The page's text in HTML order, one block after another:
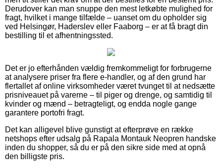
Derudover kan man snuppe den mest letkøbte mulighed for
fragt, hvilket i mange tilfælde – uanset om du opholder sig
ved Helsingør, Haderslev eller Faaborg – er at få bragt din
bestilling til et afhentningssted.
Det er jo efterhånden vældig fremkommeligt for forbrugerne
at analysere priser fra flere e-handler, og af den grund har
flertallet af online virksomheder været tvunget til at nedsætte
prisniveauet på varerne – til piger og drenge, og samtidig til
kvinder og mænd – betragteligt, og endda nogle gange
garantere portofri fragt.
Det kan alligevel blive gunstigt at efterprøve en række
netshops efter udsalg på Rapala Montauk Neopren handske
inden du shopper, så du er på den sikre side med at opnå
den billigste pris.